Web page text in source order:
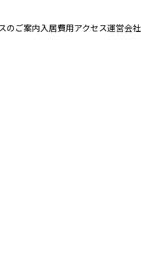
のご案内入居費用アクセス運営会社